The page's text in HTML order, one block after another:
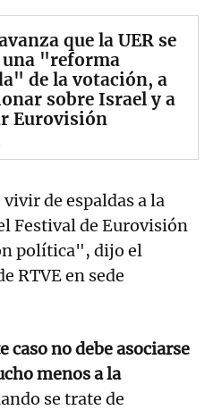
que la UER se
una "reforma
de la votación, a
sobre Israel y a
Eurovisión
de espaldas a la
Festival de Eurovisión
política", dijo el
RTVE en sede
caso no debe asociarse
menos a la
se trate de